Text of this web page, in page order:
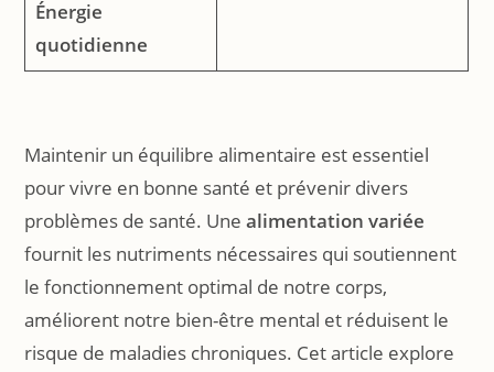
Énergie
quotidienne
Maintenir un équilibre alimentaire est essentiel
pour vivre en bonne santé et prévenir divers
problèmes de santé. Unealimentation variée
fournit les nutriments nécessaires qui soutiennent
le fonctionnement optimal de notre corps,
améliorent notre bien-être mental et réduisent le
risque de maladies chroniques. Cet article explore